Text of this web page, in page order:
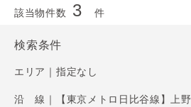
該当物件数 3 件
検索条件
エリア｜指定なし
沿 線｜【東京メトロ日比谷線】上野